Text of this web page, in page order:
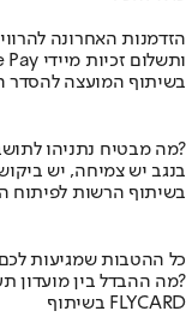
הזדמנות האחרונה
יחסי הימור משופרים, הפקדות ב-Apple Pay ותשלום זכיות מיידי
בשיתוף המועצה להסדר
מה מבטיח נתניהו לתושבי הנגב?
בנגב יש צמיחה, יש
בשיתוף הרשות לפיתוח
כל ההטבות שמגיעות לכם
מה ההבדל בין מועדון תעופה וכרטיס אשראי?
בשיתוף FLYCARD